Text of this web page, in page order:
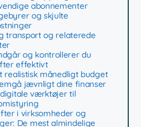
abonnementer
og skjulte
transport og relaterede
og kontrollerer du
effektivt
realistisk månedligt budget
jævnligt dine finanser
værktøjer til
i virksomheder og
De mest almindelige